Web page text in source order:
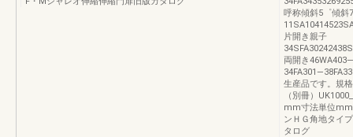
呼称傾斜5゜傾斜
片開き親子
両開き
生産品です。規
（別冊）
mm寸法単位mm
ンＨＧ角地タイ
タログ